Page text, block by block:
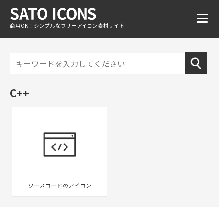
商用OK！シンプルなフリーアイコン素材サイト
C++
ソースコードのアイコン